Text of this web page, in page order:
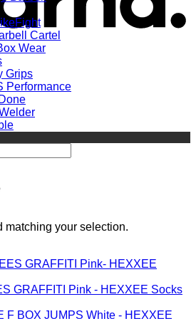
Cartel
Wear
Grips
Performance
matching your selection.
GRAFFITI Pink - HEXXEE Socks